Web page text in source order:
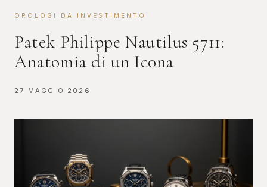
OROLOGI DA INVESTIMENTO
Patek Philippe Nautilus 5711:
Anatomia di un Icona
27 MAGGIO 2026